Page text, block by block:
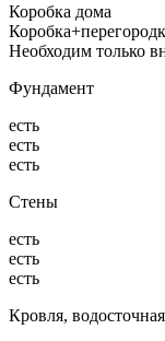
Коробка дома
Необходим только
Фундамент
есть
есть
есть
Стены
есть
есть
есть
Кровля,